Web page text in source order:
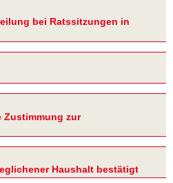
bei Ratssitzungen in
Zustimmung zur
Haushalt bestätigt